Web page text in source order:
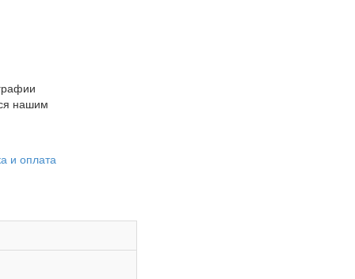
нашим
и оплата